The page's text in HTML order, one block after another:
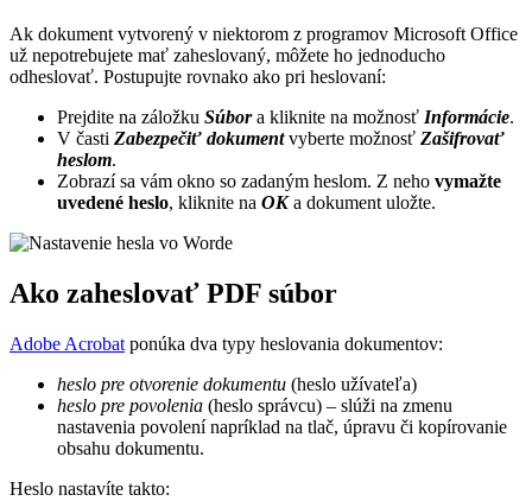
Ak dokument vytvorený v niektorom z programov Microsoft Office
už nepotrebujete mať zaheslovaný, môžete ho jednoducho
odheslovať. Postupujte rovnako ako pri heslovaní:
Prejdite na záložku Súbora kliknite na možnosť Informácie.
V časti Zabezpečiť dokumentvyberte možnosť Zašifrovať
heslom.
Zobrazí sa vám okno so zadaným heslom. Z neho vymažte
uvedené heslo, kliknite na OK a dokument uložte.
Ako zaheslovať PDF súbor
Adobe Acrobat ponúka dva typy heslovania dokumentov:
heslo pre otvorenie dokumentu (heslo užívateľa)
heslo pre povolenia (heslo správcu) – slúži na zmenu
nastavenia povolení napríklad na tlač, úpravu či kopírovanie
obsahu dokumentu.
Heslo nastavíte takto: